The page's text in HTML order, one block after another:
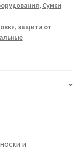
, Сумки
, защита от
и